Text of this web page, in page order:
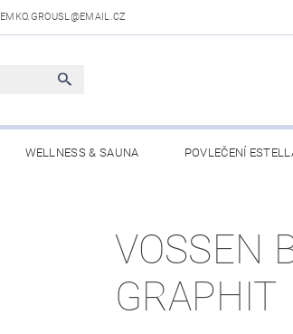
EMKO.GROUSL@EMAIL.CZ
WELLNESS & SAUNA POVLEČENÍ
VOSSEN
GRAPHIT